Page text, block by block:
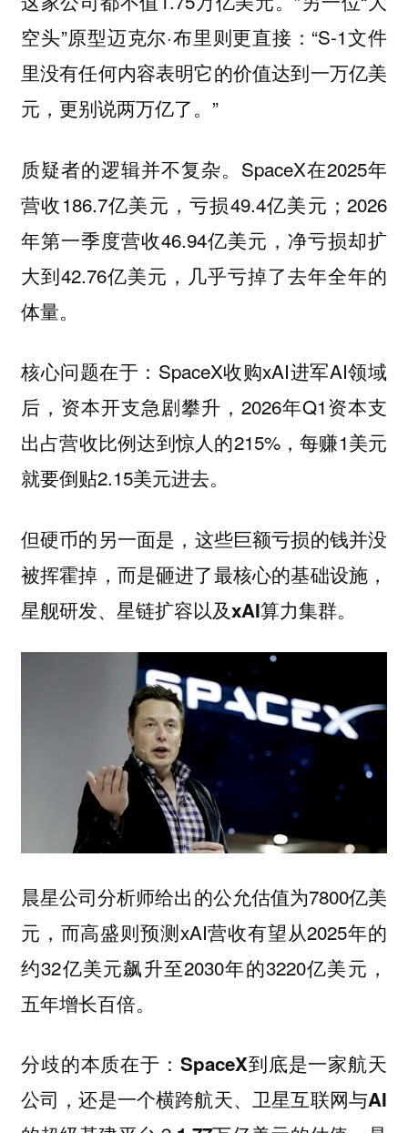
空头”原型迈克尔·布里则更直接：“S-1文件
里没有任何内容表明它的价值达到一万亿美
元，更别说两万亿了。”
质疑者的逻辑并不复杂。 SpaceX在2025年
营收186.7亿美元，亏损49.4亿美元；2026
年第一季度营收46.94亿美元，净亏损却扩
大到42.76亿美元，几乎亏掉了去年全年的
体量。
核心问题在于：SpaceX收购xAI进军AI领域
后，资本开支急剧攀升，2026年Q1资本支
出占营收比例达到惊人的215%，每赚1美元
就要倒贴2.15美元进去。
但硬币的另一面是， 这些巨额亏损的钱并没
被挥霍掉，而是砸进了最核心的基础设施，
星舰研发、星链扩容以及xAI算力集群。
晨星公司分析师给出的公允估值为7800亿美
元，而高盛则预测xAI营收有望从2025年的
约32亿美元飙升至2030年的3220亿美元，
五年增长百倍。
分歧的本质在于： SpaceX到底是一家航天
公司，还是一个横跨航天、卫星互联网与AI